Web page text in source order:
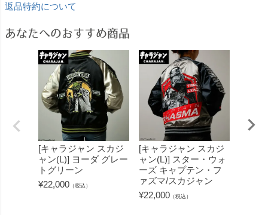
返品特約について
あなたへのおすすめ商品
[キャラジャン スカジ
ャン(L)] ヨーダ グレー
トグリーン
¥22,000 （税込）
[キャラジャン スカジ
ャン(L)] スター・ウォ
ーズ キャプテン・フ
ァズマ/スカジャン
¥22,000 （税込）